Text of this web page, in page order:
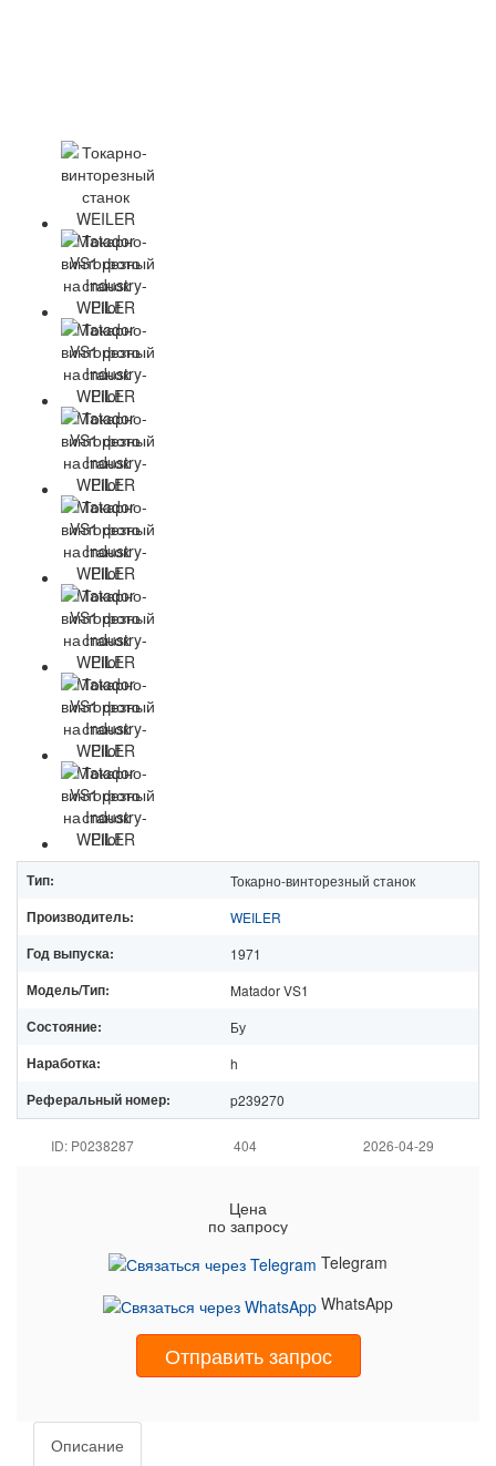
Тип: Токарно-винторезный станок
Производитель: WEILER
Год выпуска: 1971
Модель/Тип: Matador VS1
Состояние: Бу
Наработка: h
Реферальный номер: p239270
ID: P0238287 404 2026-04-29
Цена
по запросу
Telegram
WhatsApp
Отправить запрос
Описание